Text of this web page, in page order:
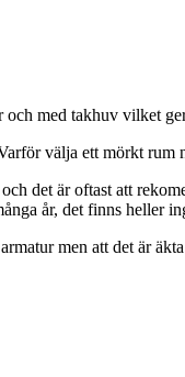
med takhuv vilket
välja ett mörkt rum
det är oftast att
år, det finns heller
men att det är